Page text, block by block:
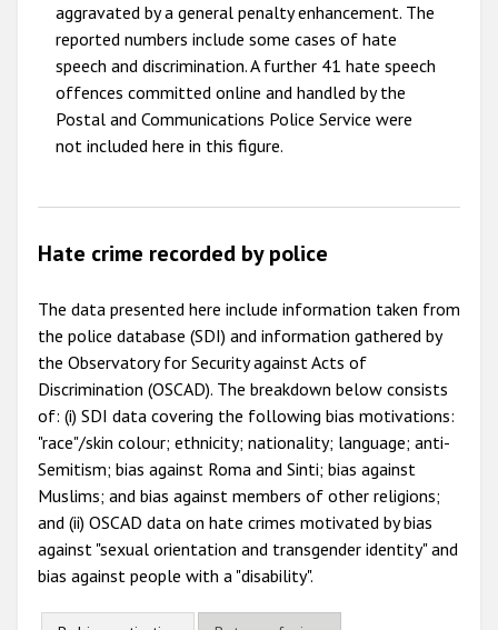
aggravated by a general penalty enhancement. The
reported numbers include some cases of hate
speech and discrimination. A further 41 hate speech
offences committed online and handled by the
Postal and Communications Police Service were
not included here in this figure.
Hate crime recorded by police
The data presented here include information taken from
the police database (SDI) and information gathered by
the Observatory for Security against Acts of
Discrimination (OSCAD). The breakdown below consists
of: (i) SDI data covering the following bias motivations:
"race"/skin colour; ethnicity; nationality; language; anti-
Semitism; bias against Roma and Sinti; bias against
Muslims; and bias against members of other religions;
and (ii) OSCAD data on hate crimes motivated by bias
against "sexual orientation and transgender identity" and
bias against people with a "disability".